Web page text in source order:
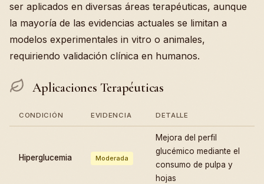
ser aplicados en diversas áreas terapéuticas, aunque
la mayoría de las evidencias actuales se limitan a
modelos experimentales in vitro o animales,
requiriendo validación clínica en humanos.
Aplicaciones Terapéuticas
CONDICIÓN EVIDENCIA DETALLE
Hiperglucemia Moderada
Mejora del perfil
glucémico mediante el
consumo de pulpa y
hojas